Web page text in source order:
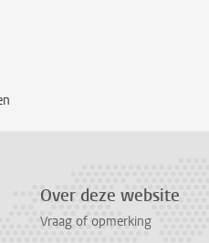
Over deze website
Vraag of opmerking